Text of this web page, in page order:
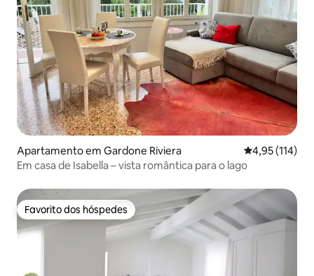
Apartamento em Gardone Riviera Classificação
4,95 (114)
Em casa de Isabella – vista romântica para o lago
Favorito dos hóspedes
Favorito dos hóspedes